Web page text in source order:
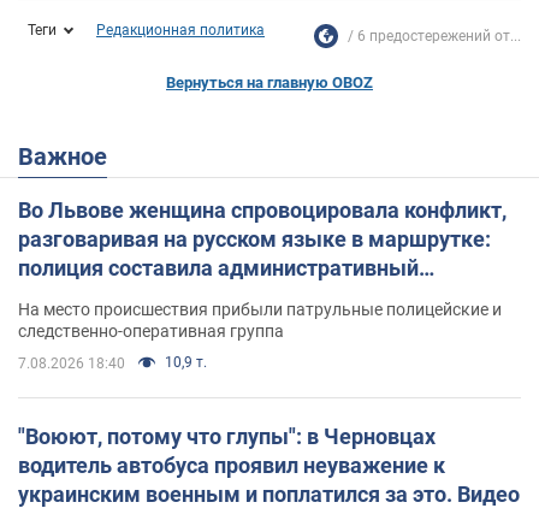
Теги Редакционная политика 6 предостережений от...
Вернуться на главную OBOZ
Важное
Во Львове женщина спровоцировала конфликт,
разговаривая на русском языке в маршрутке:
полиция составила административный
На место происшествия прибыли патрульные полицейские и
следственно-оперативная группа
7.08.2026 18:40 10,9 т.
"Воюют, потому что глупы": в Черновцах
водитель автобуса проявил неуважение к
украинским военным и поплатился за это. Видео